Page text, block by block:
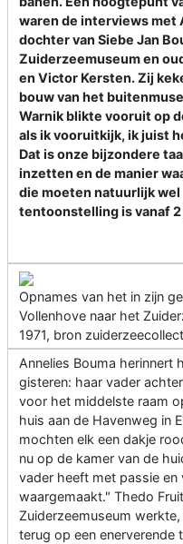
waren de interviews met
dochter van Siebe Jan
Zuiderzeemuseum en
en Victor Kersten. Zij
bouw van het
Warnik blikte vooruit op
als ik vooruitkijk, ik juist
Dat is onze bijzondere
inzetten en de manier
die moeten natuurlijk wel
tentoonstelling is vanaf
Opnames van het in zijn
Vollenhove naar het
1971, bron
Annelies Bouma herinnert
gisteren: haar vader
voor het middelste raam
huis aan de Havenweg in
mochten elk een dakje
nu op de kamer van de
vader heeft met passie
waargemaakt." Thedo
Zuiderzeemuseum
terug op een enerverende